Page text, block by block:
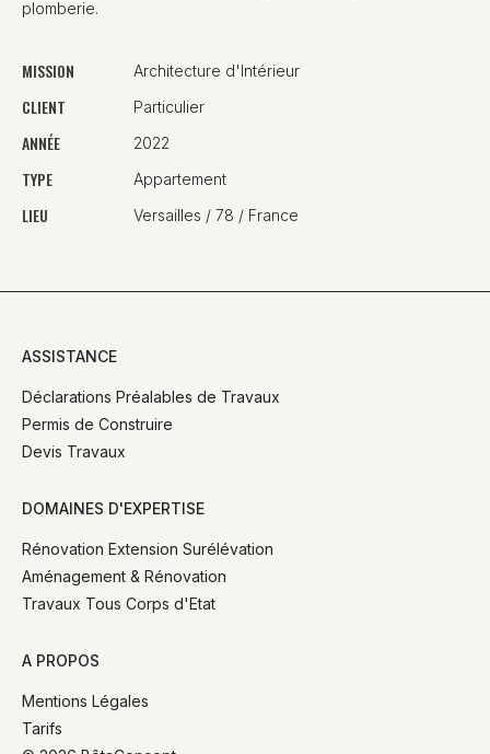
plomberie.
MISSION
CLIENT
ANNÉE
TYPE
LIEU
Architecture d'Intérieur
Particulier
2022
Appartement
Versailles / 78 / France
ASSISTANCE
Déclarations Préalables de Travaux
Permis de Construire
Devis Travaux
DOMAINES D'EXPERTISE
Rénovation Extension Surélévation
Aménagement & Rénovation
Travaux Tous Corps d'Etat
A PROPOS
Mentions Légales
Tarifs